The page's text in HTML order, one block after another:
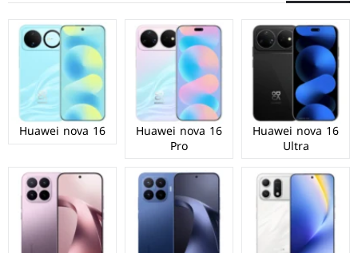
Huawei nova 16
Ultra
Huawei nova 16
Pro
Huawei nova 16